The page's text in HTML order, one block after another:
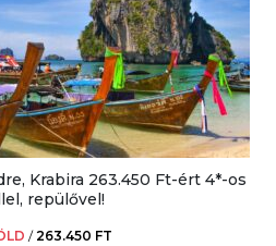
Krabira 263.450 Ft-ért 4*-os
repülővel!
/263.450 FT